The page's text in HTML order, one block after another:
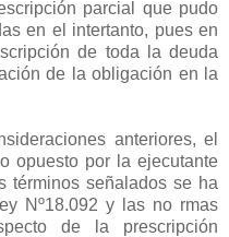
parcial que pudo
en el intertanto, pues en
de toda la deuda
de la obligación en la
anteriores, el
opuesto por la ejecutante
términos señalados se ha
Nº18.092 y las no rmas
de la prescripción